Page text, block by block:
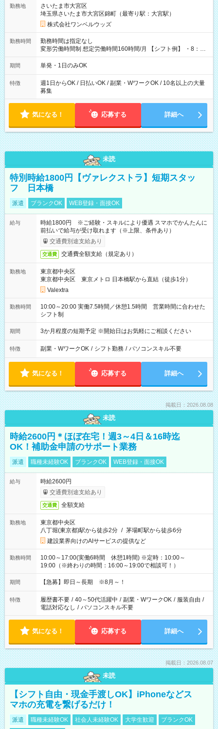
勤務地
さいたま市大宮区
埼玉県さいたま市大宮区錦町（最寄り駅：大宮駅）
株式会社ワンベルウッズ
勤務時間
勤務時間は指定なし
変形労働時間制 想定労働時間160時間/月 【シフト例】 ・8：00
～21：00
期間 単発・1日のみOK
特徴
週1日からOK / 日払いOK / 副業・WワークOK / 10名以上の大量
募集
気になる！ 応募する 詳細へ
未読
特別時給1800円【ヴァレクストラ】短期スタッ
フ 日本橋
派遣 ブランクOK WEB登録・面接OK
給与
時給1800円 ※ご経験・スキルにより優遇 スマホでかんたんに
前払いで給与が受け取れます（※上限、条件あり）
交通費別途支給あり
交通費 交通費全額支給（規定あり）
勤務地
東京都中央区
東京都中央区 東京メトロ 日本橋駅から直結（徒歩1分）
Valextra
勤務時間
10:00～20:00 実働7.5時間／休憩1.5時間 営業時間に合わせた
シフト制
期間 3か月程度の短期予定 ※開始日はお気軽にご相談ください
特徴 副業・WワークOK / シフト勤務 / パソコンスキル不要
気になる！ 応募する 詳細へ
掲載日：2026.08.08
未読
時給2600円＊ほぼ在宅！週3～4日＆16時迄
OK！補助金申請のサポート業務
派遣 職種未経験OK ブランクOK WEB登録・面接OK
給与
時給2600円
交通費別途支給あり
交通費 全額支給
勤務地
東京都中央区
八丁堀(東京都)駅から徒歩2分 / 茅場町駅から徒歩6分
建設業界向けのAIサービスの提供など
勤務時間
10:00～17:00(実働6時間 休憩1時間) ※定時：10:00～
19:00（※終わりの時間：16:00～19:00で相談可！）
期間 【急募】即日～長期 ※8月～！
特徴 履歴書不要 / 40～50代活躍中 / 副業・WワークOK / 服装自由 /
電話対応なし / パソコンスキル不要
気になる！ 応募する 詳細へ
掲載日：2026.08.07
未読
【シフト自由・現金手渡しOK】iPhoneなどス
マホの充電を繋げるだけ！
派遣 職種未経験OK 社会人未経験OK 大学生歓迎 ブランクOK